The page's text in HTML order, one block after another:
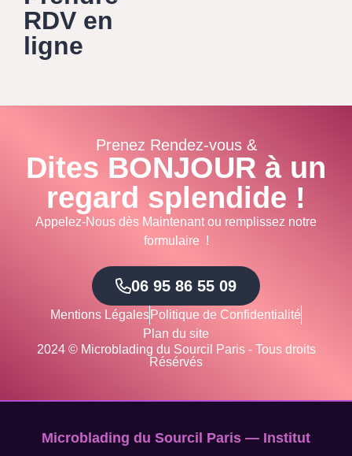
RDV en
ligne
Prenez Rendez-vous &
Dites BONJOUR à un
regard splendide !
Appelez-Nous dès Maintenant ou remplissez notre
formulaire !
06 95 86 55 09
Mentions LégalesPolitique de Confidentialité
Plan du site
2024 © Microblading du Sourcil Paris - Tous droits
Résérvés
Microblading du Sourcil Paris — Institut